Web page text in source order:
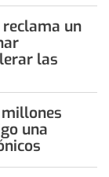
un
las
millones
una